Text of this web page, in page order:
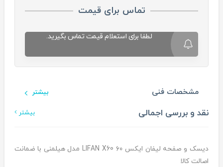
تماس برای قیمت
لطفا برای استعلام قیمت تماس بگیرید.
مشخصات فنی بیشتر
نقد و بررسی اجمالی بیشتر
دیسک و صفحه لیفان ایکس ۶۰ LIFAN X60 مدل هیلمنی با ضمانت
اصالت کالا